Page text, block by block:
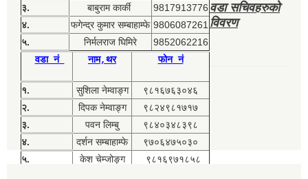
३.
बाबुराम कार्की
9817913776
४.
फगेन्द्र कुमार सम्बाहाम्फे 9806087261
५.
निर्मलराज घिमिरे 9852062216
वडा सचिवहरुको
विवरण
वडा नं नाम,थर फोन नं
१. सुशिला नेम्वाङ्ग
९८१६७६३०४६
२.
दिपक नेम्वाङ्ग
९८२४९८१७१७
३.
पवन लिम्बु
९८४०३४८३९८
४.
दर्शन सम्बाहाम्फे
९७०६४७५०३०
५.
केश चेम्जोङ्ग ९८१६९७१८५८